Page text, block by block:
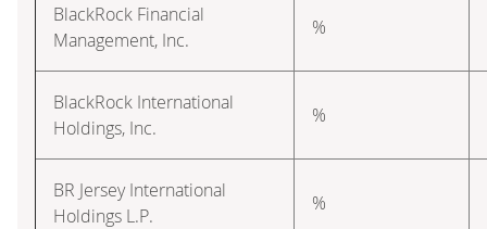
BlackRock Financial
Management, Inc.
%
BlackRock International
Holdings, Inc.
%
BR Jersey International
Holdings L.P.
%